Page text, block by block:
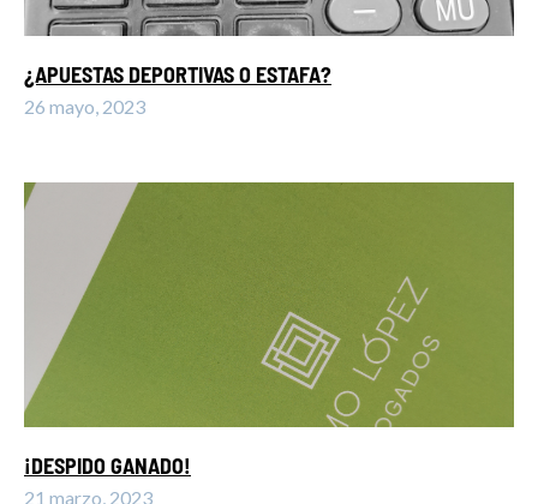
¿APUESTAS DEPORTIVAS O ESTAFA?
26 mayo, 2023
¡DESPIDO GANADO!
21 marzo, 2023